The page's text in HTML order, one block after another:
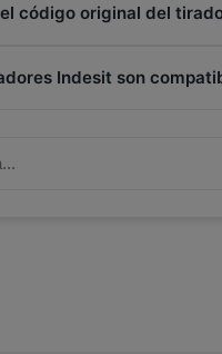
código original del
Indesit son